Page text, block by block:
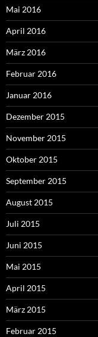
Mai 2016
April 2016
März 2016
Februar 2016
Januar 2016
Dezember 2015
November 2015
Oktober 2015
September 2015
August 2015
Juli 2015
Juni 2015
Mai 2015
April 2015
März 2015
Februar 2015